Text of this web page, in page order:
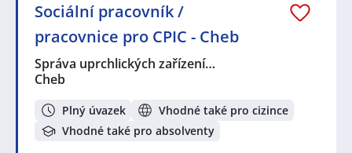
Sociální pracovník /
pracovnice pro CPIC - Cheb
Správa uprchlických zařízení…
Cheb
Plný úvazek
Vhodné také pro cizince
Vhodné také pro absolventy